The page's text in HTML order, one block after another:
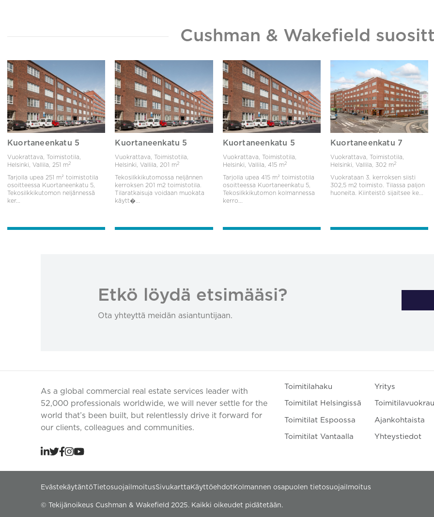
Cushman & Wakefield
Kuortaneenkatu 5
Vuokrattava, Toimistotila,
Helsinki, Vallila, 251 m2
Tarjolla upea 251 m² toimistotila
osoitteessa Kuortaneenkatu 5,
Tekosilkkikutomon neljännessä
ker...
Kuortaneenkatu 5
Vuokrattava, Toimistotila,
Helsinki, Vallila, 201 m2
Tekosilkkikutomossa neljännen
kerroksen 201 m2 toimistotila.
Tilaratkaisuja voidaan muokata
käytt�...
Kuortaneenkatu 5
Vuokrattava, Toimistotila,
Helsinki, Vallila, 415 m2
Tarjolla upea 415 m² toimistotila
osoitteessa Kuortaneenkatu 5,
Tekosilkkikutomon kolmannessa
kerro...
Kuortaneenkatu 7
Vuokrattava, Toimistotila,
Helsinki, Vallila, 302 m2
Vuokrataan 3. kerroksen siisti
302,5 m2 toimisto. Tilassa paljon
huoneita. Kiinteistö sijaitsee ke...
Etkö löydä etsimääsi?
Ota yhteyttä meidän asiantuntijaan.
As a global commercial real estate services leader with
52,000 professionals worldwide, we will never settle for the
world that’s been built, but relentlessly drive it forward for
our clients, colleagues and communities.
Toimitilahaku
Toimitilat Helsingissä
Toimitilat Espoossa
Toimitilat Vantaalla
Yritys
Ajankohtaista
Yhteystiedot
Evästekäytäntö TietosuojailmoitusSivukartta Käyttöehdot Kolmannen osapuolen tietosuojailmoitus
© Tekijänoikeus Cushman & Wakefield 2025. Kaikki oikeudet pidätetään.